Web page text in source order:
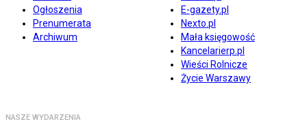
Ogłoszenia
Prenumerata
Archiwum
E-gazety.pl
Nexto.pl
Mała księgowość
Kancelarierp.pl
Wieści Rolnicze
Życie Warszawy
NASZE WYDARZENIA